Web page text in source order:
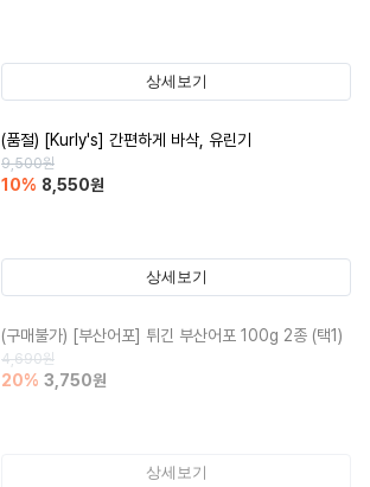
상세보기
(품절) [Kurly's] 간편하게 바삭, 유린기
9,500원
10% 8,550원
상세보기
(구매불가) [부산어포] 튀긴 부산어포 100g 2종 (택1)
4,690원
20% 3,750원
상세보기